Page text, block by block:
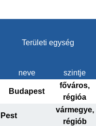
Területi egység
neve szintje
Budapest
főváros,
régióa
Pest
vármegye,
régiób